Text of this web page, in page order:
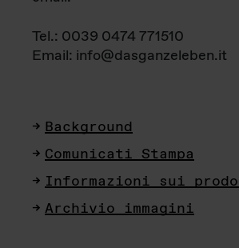
Tel.: 0039 0474 771510
Email: info@dasganzeleben.it
Background
Comunicati Stampa
Informazioni sui
Archivio immagini